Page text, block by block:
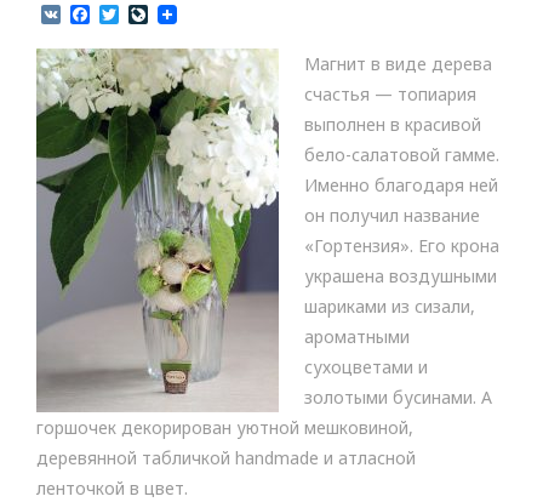
V
c
e
b
o
o
k
T
i
t
t
e
L
v
e
J
o
u
r
n
a
l
Магнит в виде дерева
счастья — топиария
выполнен в красивой
бело-салатовой гамме.
Именно благодаря ней
он получил название
«Гортензия». Его крона
украшена воздушными
шариками из сизали,
ароматными
сухоцветами и
золотыми бусинами. А
горшочек декорирован уютной мешковиной,
деревянной табличкой handmade и атласной
ленточкой в цвет.